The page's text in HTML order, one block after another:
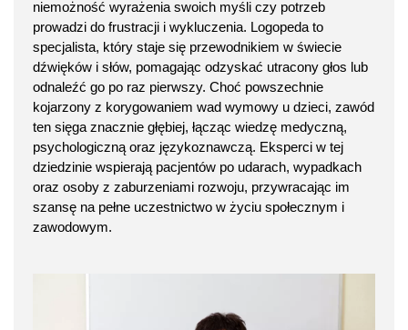
niemożność wyrażenia swoich myśli czy potrzeb
prowadzi do frustracji i wykluczenia. Logopeda to
specjalista, który staje się przewodnikiem w świecie
dźwięków i słów, pomagając odzyskać utracony głos lub
odnaleźć go po raz pierwszy. Choć powszechnie
kojarzony z korygowaniem wad wymowy u dzieci, zawód
ten sięga znacznie głębiej, łącząc wiedzę medyczną,
psychologiczną oraz językoznawczą. Eksperci w tej
dziedzinie wspierają pacjentów po udarach, wypadkach
oraz osoby z zaburzeniami rozwoju, przywracając im
szansę na pełne uczestnictwo w życiu społecznym i
zawodowym.